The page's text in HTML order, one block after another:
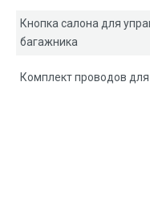
Кнопка салона для
багажника
Комплект проводов